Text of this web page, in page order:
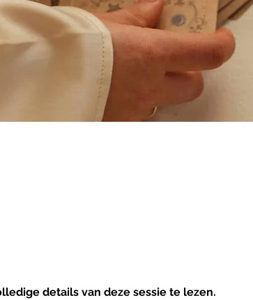
details van deze sessie te lezen.